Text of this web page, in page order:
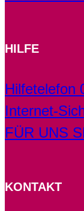
HILFE
Hilfetelefon
Internet-
FÜR UNS
KONTAKT